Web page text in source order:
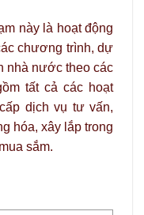
này là hoạt động
chương trình, dự
nhà nước theo các
tất cả các hoạt
dịch vụ tư vấn,
hóa, xây lắp trong
sắm.